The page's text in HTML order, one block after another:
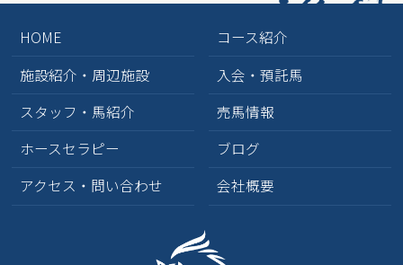
HOME
コース紹介
施設紹介・周辺施設
入会・預託馬
スタッフ・馬紹介
売馬情報
ホースセラピー
ブログ
アクセス・問い合わせ
会社概要